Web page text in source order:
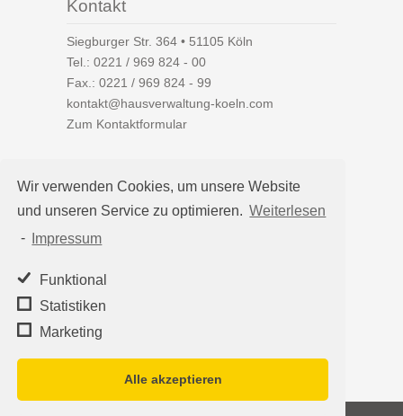
Wir verwenden Cookies, um unsere Website
und unseren Service zu optimieren. Weiterlesen
-
Impressum
Funktional
Statistiken
Marketing
Alle akzeptieren
Kontakt
Siegburger Str. 364 • 51105 Köln
Tel.: 0221 / 969 824 - 00
Fax.: 0221 / 969 824 - 99
kontakt@hausverwaltung-koeln.com
Zum Kontaktformular
Auf einen Blick
Hausverwaltung Köln
Immobilienverwaltung Köln
WEG-Verwaltung
Mietverwaltung
Team